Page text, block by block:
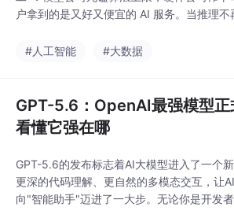
户拿到的是又好又便宜的 AI 服务。当推理不
#人工智能
#大数据
GPT-5.6：OpenAI最强模型正
看懂它强在哪
GPT-5.6的发布标志着AI大模型进入了一个新
更深的代码理解、更自然的多模态交互，让
向"智能助手"迈进了一大步。无论你是开发